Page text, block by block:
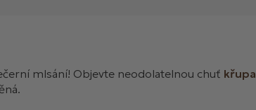
mlsání! Objevte neodolatelnou chuť